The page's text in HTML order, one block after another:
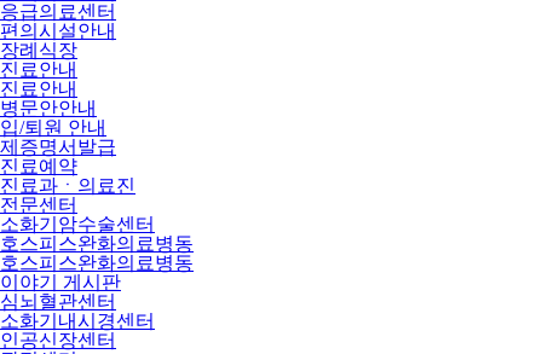
응급의료센터
편의시설안내
장례식장
진료안내
진료안내
병문안안내
입/퇴원 안내
제증명서발급
진료예약
진료과ㆍ의료진
전문센터
소화기암수술센터
호스피스완화의료병동
호스피스완화의료병동
이야기 게시판
심뇌혈관센터
소화기내시경센터
인공신장센터